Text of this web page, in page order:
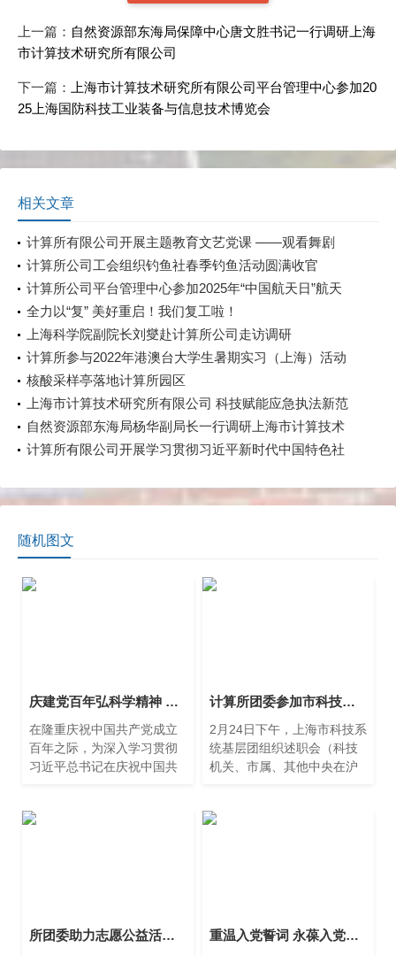
上一篇： 自然资源部东海局保障中心唐文胜书记一行调研上海
市计算技术研究所有限公司
下一篇：
上海市计算技术研究所有限公司平台管理中心参加20
25上海国防科技工业装备与信息技术博览会
相关文章
计算所有限公司开展主题教育文艺党课 ——观看舞剧
《永不消逝的电波》
计算所公司工会组织钓鱼社春季钓鱼活动圆满收官
计算所公司平台管理中心参加2025年“中国航天日”航天
科普展示活动
全力以“复” 美好重启！我们复工啦！
上海科学院副院长刘燮赴计算所公司走访调研
计算所参与2022年港澳台大学生暑期实习（上海）活动
核酸采样亭落地计算所园区
上海市计算技术研究所有限公司 科技赋能应急执法新范
式：AI驱动涉企检查规范化提升
自然资源部东海局杨华副局长一行调研上海市计算技术
研究所有限公司
计算所有限公司开展学习贯彻习近平新时代中国特色社
随机图文
庆建党百年弘科学精神 计算所组织观看电影《星河一叶》
在隆重庆祝中国共产党成立
百年之际，为深入学习贯彻
习近平总书记在庆祝中国共
榜样力量，大力弘扬传承新
计算所团委参加市科技系统基层团组织述职会
2月24日下午，上海市科技系
统基层团组织述职会（科技
机关、市属、其他中央在沪
上海科技馆办公室副主任孙
所团委助力志愿公益活动——科学·云时间 重温入党誓词 永葆入党初心 ——计算所党委组织参观中共一大纪念馆